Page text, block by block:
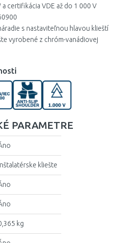
certifikácia VDE až do 1 000 V
s nastaviteľnou hlavou klieští
vyrobené z chróm-vanádiovej
PARAMETRE
kliešte
kg